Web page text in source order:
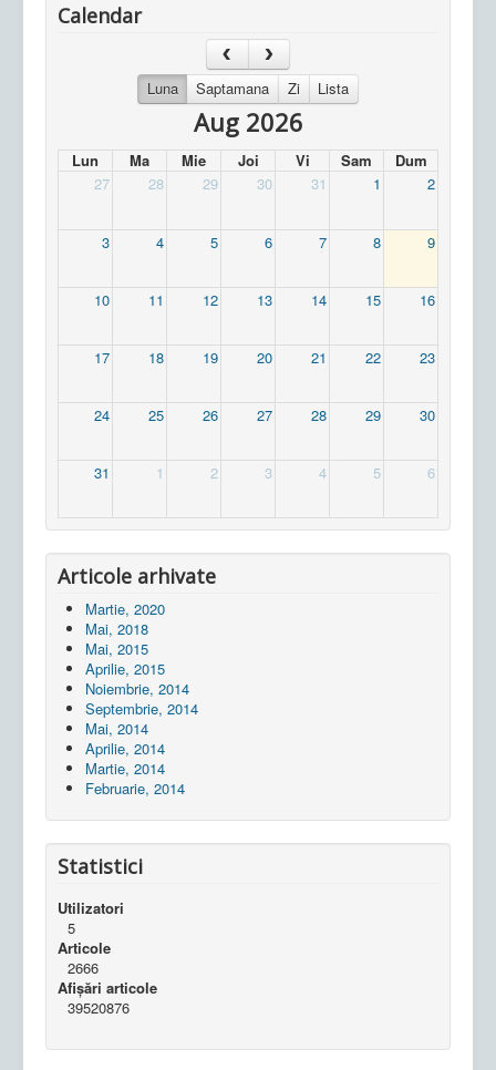
Calendar
Luna Saptamana Zi Lista
Aug 2026
Lun Ma Mie Joi Vi Sam
Dum
27
28 29 30 31 1 2
3 4 5 6 7 8 9
10 11 12 13 14 15 16
17 18 19 20 21 22 23
24 25 26 27 28 29 30
31 1 2 3 4 5 6
Articole arhivate
Martie, 2020
Mai, 2018
Mai, 2015
Aprilie, 2015
Noiembrie, 2014
Septembrie, 2014
Mai, 2014
Aprilie, 2014
Martie, 2014
Februarie, 2014
Statistici
Utilizatori
5
Articole
2666
Afișări articole
39520876